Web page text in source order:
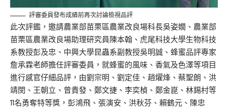
評審委員發布成績前再次討論檢視品評
此次評鑑，邀請農業部苗栗區農業改良場科長吳姿嫺、農業部
苗栗區農業改良場助理研究員陳本翰、虎尾科技大學生物科技
系教授彭及忠、中興大學昆蟲系副教授吳明誠、蜂蜜品評專家
詹承霖老師擔任評審委員，就蜂蜜的風味、香氣及色澤等項目
進行感官仔細品評，由劉宗明、劉定佳、趙燿烽、蔡聖朗、洪
靖閔、王朝立、曾貴發、鄭文捷、李奕楨、鄭金崑、林錫村等
11名勇奪特等獎，彭鴻飛、張演安、洪秋芬、賴鶴元、陳忠